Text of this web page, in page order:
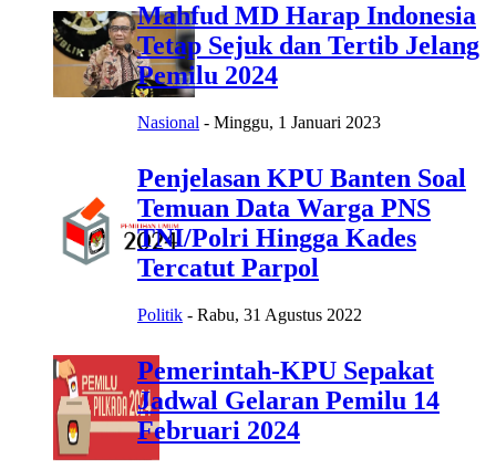
Mahfud MD Harap Indonesia
Tetap Sejuk dan Tertib Jelang
Pemilu 2024
Nasional - Minggu, 1 Januari 2023
Penjelasan KPU Banten Soal
Temuan Data Warga PNS
TNI/Polri Hingga Kades
Tercatut Parpol
Politik - Rabu, 31 Agustus 2022
Pemerintah-KPU Sepakat
Jadwal Gelaran Pemilu 14
Februari 2024